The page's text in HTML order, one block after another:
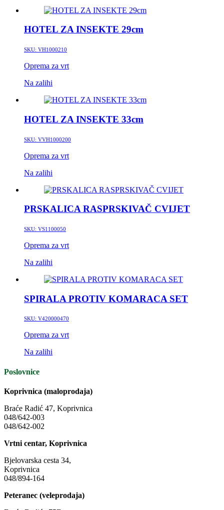
HOTEL ZA INSEKTE 29cm
SKU: VH1000210
Oprema za vrt
Na zalihi
HOTEL ZA INSEKTE 33cm
SKU: VVH1000200
Oprema za vrt
Na zalihi
PRSKALICA RASPRSKIVAČ CVIJET
SKU: VS1100050
Oprema za vrt
Na zalihi
SPIRALA PROTIV KOMARACA SET
SKU: V420000470
Oprema za vrt
Na zalihi
Poslovnice
Koprivnica (maloprodaja)
Braće Radić 47, Koprivnica
048/642-003
048/642-002
Vrtni centar, Koprivnica
Bjelovarska cesta 34,
Koprivnica
048/894-164
Peteranec (veleprodaja)